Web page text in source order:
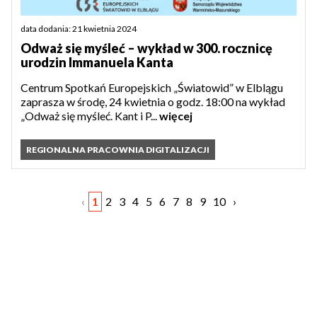
data dodania: 21 kwietnia 2024
Odważ się myśleć – wykład w 300. rocznicę
urodzin Immanuela Kanta
Centrum Spotkań Europejskich „Światowid” w Elblągu
zaprasza w środę, 24 kwietnia o godz. 18:00 na wykład
„Odważ się myśleć. Kant i P...więcej
REGIONALNA PRACOWNIA DIGITALIZACJI
‹ 1 2 3 4 5 6 7 8 9 10 ›